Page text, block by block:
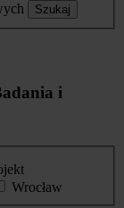
Szukaj
i
Wrocław